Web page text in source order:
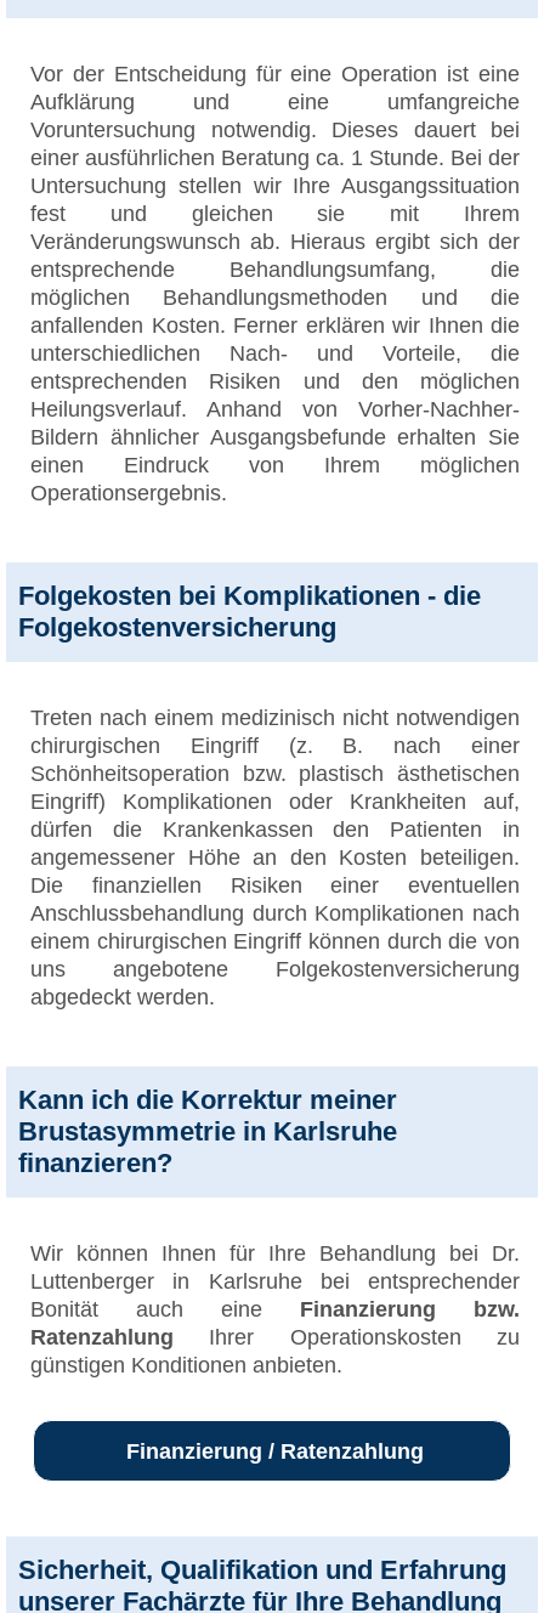
Vor der Entscheidung für eine Operation ist eine
Aufklärung und eine umfangreiche
Voruntersuchung notwendig. Dieses dauert bei
einer ausführlichen Beratung ca. 1 Stunde. Bei der
Untersuchung stellen wir Ihre Ausgangssituation
fest und gleichen sie mit Ihrem
Veränderungswunsch ab. Hieraus ergibt sich der
entsprechende Behandlungsumfang, die
möglichen Behandlungsmethoden und die
anfallenden Kosten. Ferner erklären wir Ihnen die
unterschiedlichen Nach- und Vorteile, die
entsprechenden Risiken und den möglichen
Heilungsverlauf. Anhand von Vorher-Nachher-
Bildern ähnlicher Ausgangsbefunde erhalten Sie
einen Eindruck von Ihrem möglichen
Operationsergebnis.
Folgekosten bei Komplikationen - die
Folgekostenversicherung
Treten nach einem medizinisch nicht notwendigen
chirurgischen Eingriff (z. B. nach einer
Schönheitsoperation bzw. plastisch ästhetischen
Eingriff) Komplikationen oder Krankheiten auf,
dürfen die Krankenkassen den Patienten in
angemessener Höhe an den Kosten beteiligen.
Die finanziellen Risiken einer eventuellen
Anschlussbehandlung durch Komplikationen nach
einem chirurgischen Eingriff können durch die von
uns angebotene Folgekostenversicherung
abgedeckt werden.
Kann ich die Korrektur meiner
Brustasymmetrie in Karlsruhe
finanzieren?
Wir können Ihnen für Ihre Behandlung bei Dr.
Luttenberger in Karlsruhe bei entsprechender
Bonität auch eine Finanzierung bzw.
Ratenzahlung Ihrer Operationskosten zu
günstigen Konditionen anbieten.
Finanzierung / Ratenzahlung
Sicherheit, Qualifikation und Erfahrung
unserer Fachärzte für Ihre Behandlung